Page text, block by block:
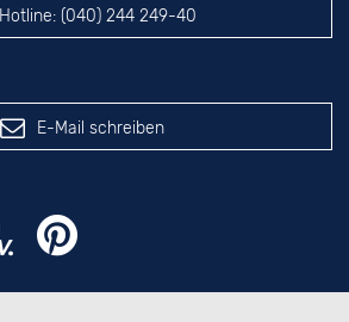
Hotline: (040) 244 249-40
E-Mail schreiben